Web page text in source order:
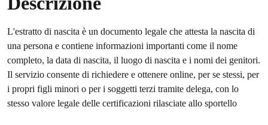
L'estratto di nascita è un documento legale che attesta la nascita di
una persona e contiene informazioni importanti come il nome
completo, la data di nascita, il luogo di nascita e i nomi dei genitori.
Il servizio consente di richiedere e ottenere online, per se stessi, per
i propri figli minori o per i soggetti terzi tramite delega, con lo
stesso valore legale delle certificazioni rilasciate allo sportello